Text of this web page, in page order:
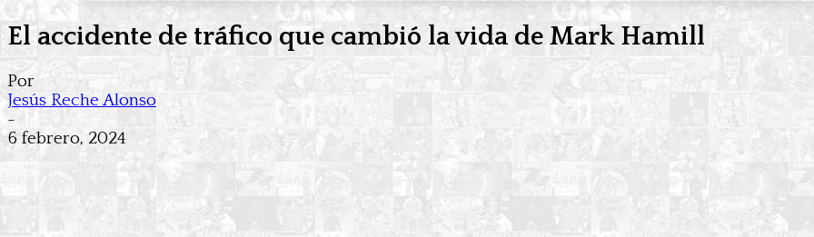
El accidente de tráfico que cambió la vida de Mark Hamill
Por
Jesús Reche Alonso
-
6 febrero, 2024